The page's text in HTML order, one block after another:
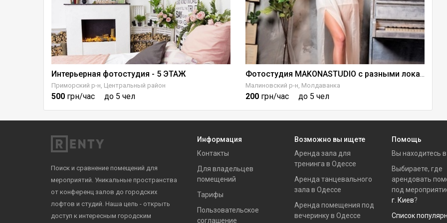
Интерьерная фотостудия - 5 ЭТАЖ
Приморский р-н, Центральный район
500 грн/час до 5 чел
Малиновский р-н, Молдаванка
200 грн/час до 5 чел
Поиск и сравнение помещений для
мероприятий. Уникальные пространства
от конференц залов до городских
лофтов и студий. Наша цель - открыть
доступ к интересным городским
Информация
Контакты
Для владельцев
помещений
Тарифы
Пользовательское
соглашение
Возможно вы ищете
Аренда зала для
тренинга в Одессе
Аренда танцевального
зала в Одессе
Аренда помещения под
вечеринку в Одессе
Помощь
Вы находитесь в
Выбираете, где
арендовать
под
г. Киев?
Список